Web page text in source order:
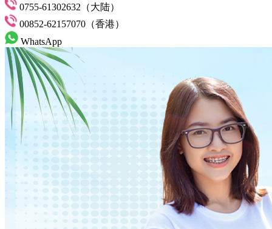
0755-61302632（大陆）
00852-62157070（香港）
WhatsApp